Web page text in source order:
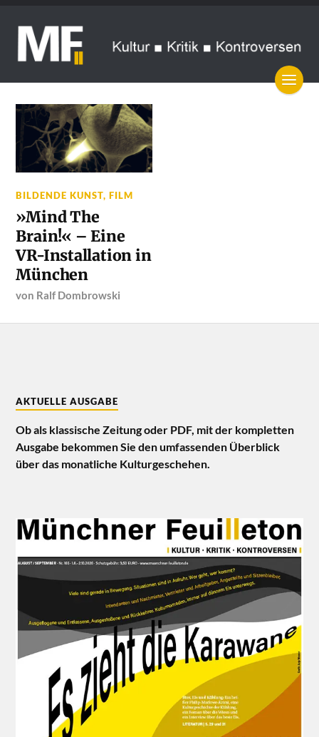
BILDENDE KUNST,FILM
»Mind The
Brain!« – Eine
VR-Installation in
München
von Ralf Dombrowski
AKTUELLE AUSGABE
Ob als klassische Zeitung oder PDF, mit der kompletten
Ausgabe bekommen Sie den umfassenden Überblick
über das monatliche Kulturgeschehen.